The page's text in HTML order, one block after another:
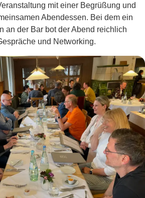
mit einer Begrüßung und
Abendessen. Bei dem ein
an der Bar bot der Abend reichlich
und Networking.